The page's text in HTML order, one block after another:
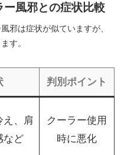
ー風邪との症状比較
邪は症状が似ていますが、
す。
判別ポイント
え、肩
など
クーラー使用
時に悪化